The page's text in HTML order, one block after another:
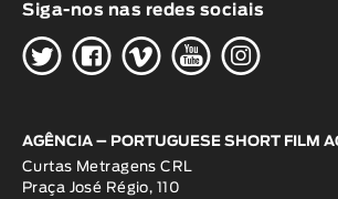
Siga-nos nas redes sociais
HGWOK
AGÊNCIA – PORTUGUESE SHORT FILM
Curtas Metragens CRL
Praça José Régio, 110